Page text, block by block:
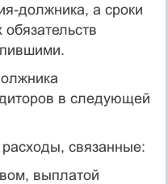
должника, а сроки
в следующей
связанные:
выплатой